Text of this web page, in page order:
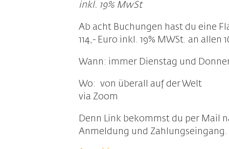
inkl. 19% MwSt
Ab acht Buchungen hast du eine
114,- Euro inkl. 19% MWSt. an
Wann: immer Dienstag und
Wo: von überall auf der Welt
via Zoom
Denn Link bekommst du per Mail
Anmeldung und Zahlungseingang.